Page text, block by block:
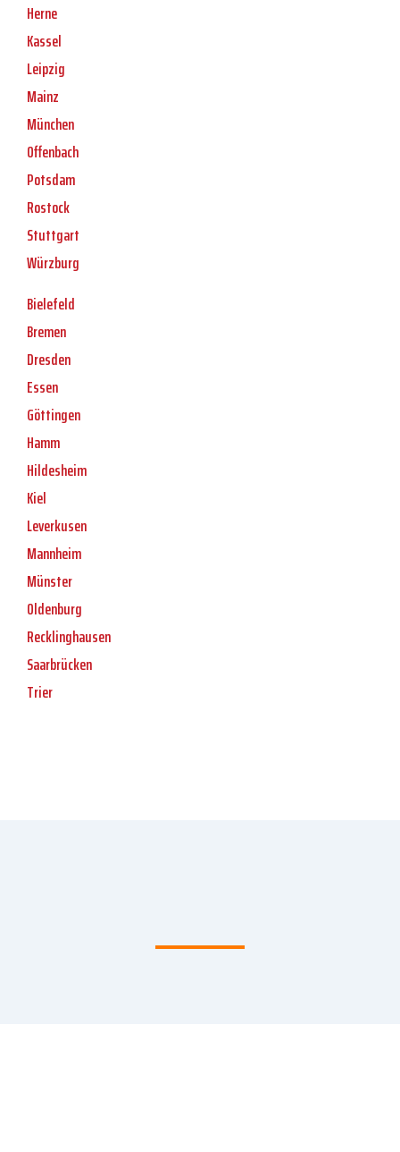
Herne
Kassel
Leipzig
Mainz
München
Offenbach
Potsdam
Rostock
Stuttgart
Würzburg
Bielefeld
Bremen
Dresden
Essen
Göttingen
Hamm
Hildesheim
Kiel
Leverkusen
Mannheim
Münster
Oldenburg
Recklinghausen
Saarbrücken
Trier